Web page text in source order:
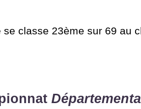
se classe 23ème sur 69 au